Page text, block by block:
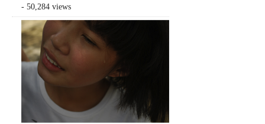
- 50,284 views